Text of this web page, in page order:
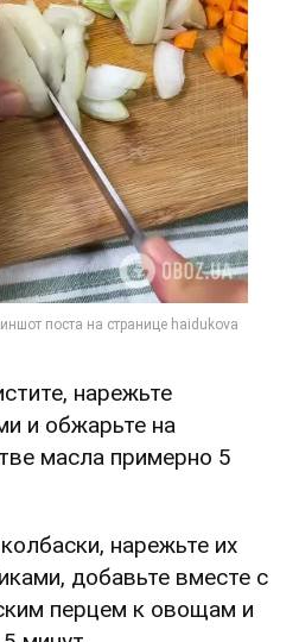
нарежьте
и обжарьте на
масла примерно 5
нарежьте их
добавьте вместе с
перцем к овощам и